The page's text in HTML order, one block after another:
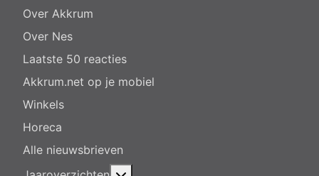
Over Akkrum
Over Nes
Laatste 50 reacties
Akkrum.net op je mobiel
Winkels
Horeca
Alle nieuwsbrieven